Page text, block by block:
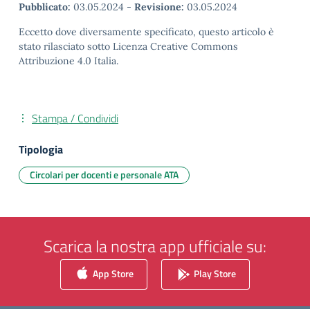
Pubblicato: 03.05.2024 - Revisione: 03.05.2024
Eccetto dove diversamente specificato, questo articolo è
stato rilasciato sotto Licenza Creative Commons
Attribuzione 4.0 Italia.
Stampa / Condividi
Tipologia
Circolari per docenti e personale ATA
Scarica la nostra app ufficiale su:
App Store Play Store